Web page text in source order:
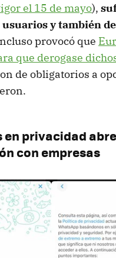
el 15 de mayo),
y también
provocó que
que derogase
de obligatorios a
en privacidad
con empresas